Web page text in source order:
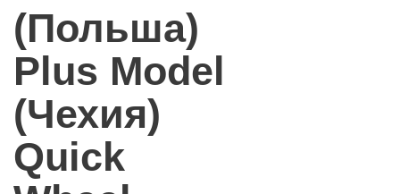
(Польша)
Plus Model
(Чехия)
Quick